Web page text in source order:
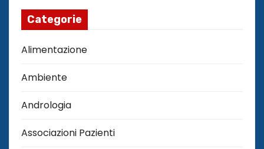
Categorie
Alimentazione
Ambiente
Andrologia
Associazioni Pazienti